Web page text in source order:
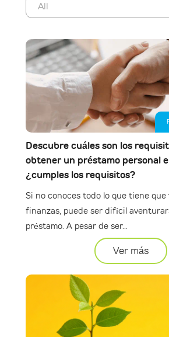
All
Descubre cuáles son los
obtener un préstamo personal
¿cumples los requisitos?
Si no conoces todo lo que tiene
finanzas, puede ser difícil
préstamo. A pesar de ser...
Ver más